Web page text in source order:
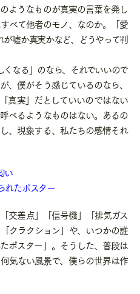
ようなものが真実の言葉を発し
べて他者のモノ、なのか。「愛
が嘘か真実かなど、どうやって判
なる」のなら、それでいいので
、僕がそう感じているのなら、
真実」だとしていいのではない
べるようなものはない。あるの
、現象する、私たちの感情それ
い
たポスター
交差点」「信号機」「排気ガス
クラクション」や、いつかの誰
ポスター」。そうした、普段は
気ない風景で、僕らの世界は作